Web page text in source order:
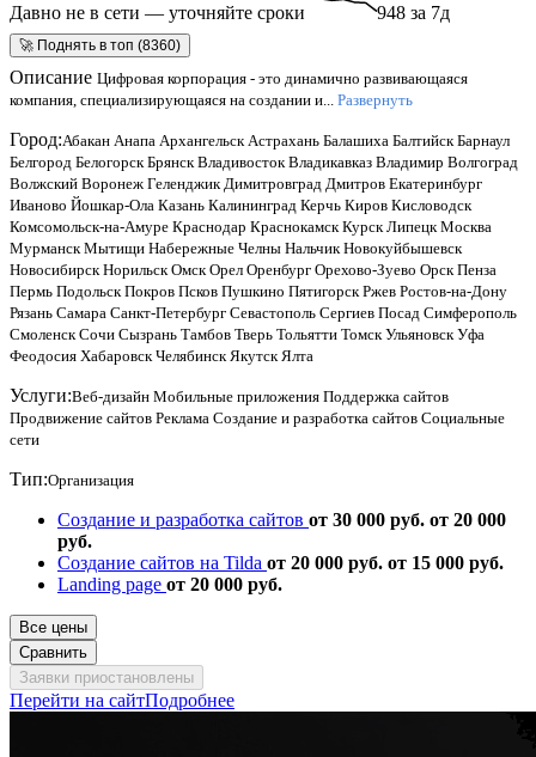
Давно не в сети — уточняйте сроки
948 за 7д
🚀 Поднять в топ (8360)
Описание Цифровая корпорация - это динамично развивающаяся
компания, специализирующаяся на создании и...
Развернуть
Город:Абакан Анапа Архангельск Астрахань Балашиха Балтийск Барнаул
Белгород Белогорск Брянск Владивосток Владикавказ Владимир Волгоград
Волжский Воронеж Геленджик Димитровград Дмитров Екатеринбург
Иваново Йошкар-Ола Казань Калининград Керчь Киров Кисловодск
Комсомольск-на-Амуре Краснодар Краснокамск Курск Липецк Москва
Мурманск Мытищи Набережные Челны Нальчик Новокуйбышевск
Новосибирск Норильск Омск Орел Оренбург Орехово-Зуево Орск Пенза
Пермь Подольск Покров Псков Пушкино Пятигорск Ржев Ростов-на-Дону
Рязань Самара Санкт-Петербург Севастополь Сергиев Посад Симферополь
Смоленск Сочи Сызрань Тамбов Тверь Тольятти Томск Ульяновск Уфа
Феодосия Хабаровск Челябинск Якутск Ялта
Услуги:Веб-дизайн Мобильные приложения Поддержка сайтов
Продвижение сайтов Реклама Создание и разработка сайтов Социальные
сети
Тип:Организация
Создание и разработка сайтов от 30 000 руб. от 20 000
руб.
Создание сайтов на Tilda от 20 000 руб. от 15 000 руб.
Landing page от 20 000 руб.
Все цены
Сравнить
Заявки приостановлены
Перейти на сайтПодробнее